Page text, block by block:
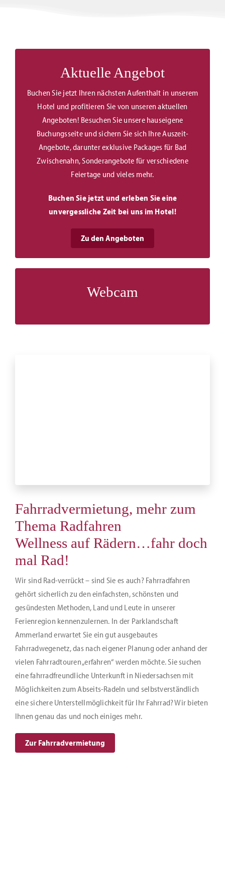
Aktuelle Angebot
Buchen Sie jetzt Ihren nächsten Aufenthalt in unserem
Hotel und profitieren Sie von unseren aktuellen
Angeboten! Besuchen Sie unsere hauseigene
Buchungsseite und sichern Sie sich Ihre Auszeit-
Angebote, darunter exklusive Packages für Bad
Zwischenahn, Sonderangebote für verschiedene
Feiertage und vieles mehr.
Buchen Sie jetzt und erleben Sie eine
unvergessliche Zeit bei uns im Hotel!
Zu den Angeboten
Webcam
Fahrradvermietung, mehr zum
Thema Radfahren
Wellness auf Rädern…fahr doch
mal Rad!
Wir sind Rad-verrückt – sind Sie es auch? Fahrradfahren
gehört sicherlich zu den einfachsten, schönsten und
gesündesten Methoden, Land und Leute in unserer
Ferienregion kennenzulernen. In der Parklandschaft
Ammerland erwartet Sie ein gut ausgebautes
Fahrradwegenetz, das nach eigener Planung oder anhand der
vielen Fahrradtouren „erfahren“ werden möchte. Sie suchen
eine fahrradfreundliche Unterkunft in Niedersachsen mit
Möglichkeiten zum Abseits-Radeln und selbstverständlich
eine sichere Unterstellmöglichkeit für Ihr Fahrrad? Wir bieten
Ihnen genau das und noch einiges mehr.
Zur Fahrradvermietung